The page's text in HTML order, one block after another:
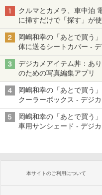
クルマとカメラ、車中泊
に挿すだけで「探す」が
岡嶋和幸の「あとで買う
体に送るシートカバー -
デジカメアイテム丼：あ
のための写真編集アプリ
る「Filmator」
岡嶋和幸の「あとで買う
クーラーボックス - デジ
岡嶋和幸の「あとで買う
車用サンシェード - デジ
本サイトのご利用について